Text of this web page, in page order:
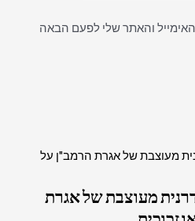
והאתר שלי לפעם הבאה
מודרנית מעוצבת של אגרת